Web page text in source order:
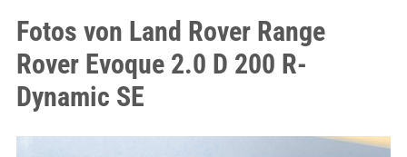
Fotos von Land Rover Range
Rover Evoque 2.0 D 200 R-
Dynamic SE